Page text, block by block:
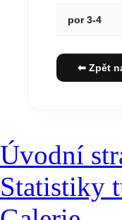
por 3-4
⬅ Zpět
Úvodní
Statistiky